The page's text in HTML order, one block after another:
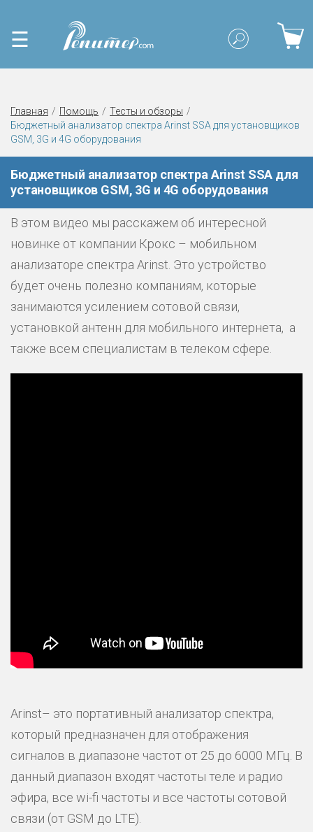
☰
Главная Помощь
Тесты и обзоры
Бюджетный анализатор спектра Arinst SSA для установщиков
GSM, 3G и 4G оборудования
Бюджетный анализатор спектра Arinst SSA для
установщиков GSM, 3G и 4G оборудования
В этом видео мы расскажем об интересной
новинке от компании Крокс – мобильном
анализаторе спектра Arinst. Это устройство
будет очень полезно компаниям, которые
занимаются усилением сотовой связи,
установкой антенн для мобильного интернета, а
также всем специалистам в телеком сфере.
Arinst– это портативный анализатор спектра,
который предназначен для отображения
сигналов в диапазоне частот от 25 до 6000 МГц. В
данный диапазон входят частоты теле и радио
эфира, все wi-fi частоты и все частоты сотовой
связи (от GSM до LTE).